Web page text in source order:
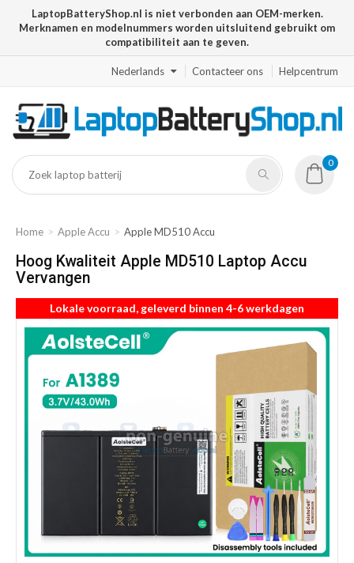
LaptopBatteryShop.nl is niet verbonden aan OEM-merken.
Merknamen en modelnummers worden uitsluitend gebruikt om
compatibiliteit aan te geven.
Nederlands Contacteer ons Helpcentrum
0
Home Apple Accu Apple MD510 Accu
Hoog Kwaliteit Apple MD510 Laptop Accu
Vervangen
Lokale voorraad, geleverd binnen 4-6 werkdagen